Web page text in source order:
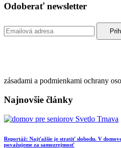
Odoberať newsletter
zásadami a podmienkami ochrany
Najnovšie články
Reportáž: Najťažšie je stratiť slobodu. V
považujeme za samozrejmosť